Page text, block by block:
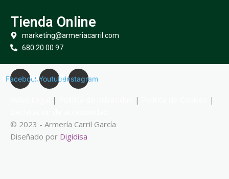
Tienda Online
marketing@armeriacarril.com
680 20 00 97
FacebookYoutubeInstagram
| |
|
© 2023 - Armería Carril García
Diseñado por Digidisa